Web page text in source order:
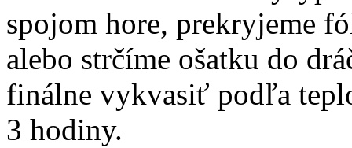
spojom hore, prekryjeme
alebo strčíme ošatku do
finálne vykvasiť podľa
3 hodiny.